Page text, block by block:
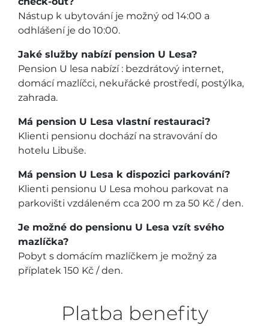
Nástup k ubytování je možný od 14:00 a
odhlášení je do 10:00.
Jaké služby nabízí pension U Lesa?
Pension U lesa nabízí : bezdrátový internet,
domácí mazlíčci, nekuřácké prostředí, postýlka,
zahrada.
Má pension U Lesa vlastní restauraci?
Klienti pensionu dochází na stravování do
hotelu Libuše.
Má pension U Lesa k dispozici parkování?
Klienti pensionu U Lesa mohou parkovat na
parkovišti vzdáleném cca 200 m za 50 Kč / den.
Je možné do pensionu U Lesa vzít svého
mazlíčka?
Pobyt s domácím mazlíčkem je možný za
příplatek 150 Kč / den.
Platba benefity